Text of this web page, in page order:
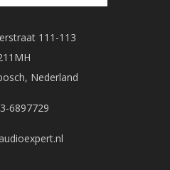
111-113
Nederland
6897729